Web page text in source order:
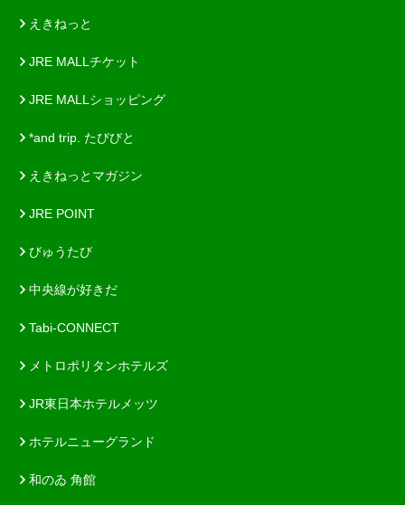
えきねっと
JRE MALLチケット
JRE MALLショッピング
*and trip. たびびと
えきねっとマガジン
JRE POINT
びゅうたび
中央線が好きだ
Tabi-CONNECT
メトロポリタンホテルズ
JR東日本ホテルメッツ
ホテルニューグランド
和のゐ 角館